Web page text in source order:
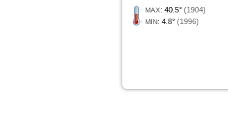
MAX: 40.5° (1904)
MIN: 4.8° (1996)